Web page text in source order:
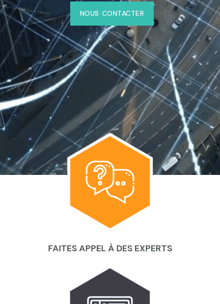
NOUS CONTACTER
FAITES APPEL À DES EXPERTS